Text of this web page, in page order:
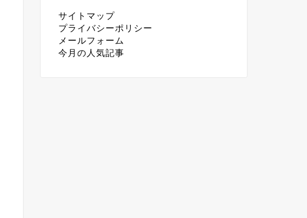
サイトマップ
プライバシーポリシー
メールフォーム
今月の人気記事